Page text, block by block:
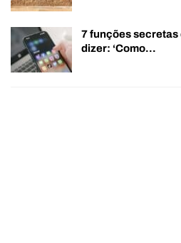
7 funções secretas
dizer: ‘Como…